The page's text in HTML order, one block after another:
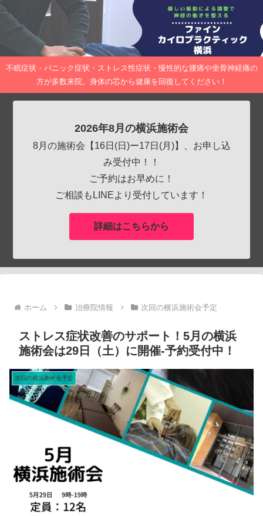
不眠症状・パニック症状・ストレス性症状・慢性的な腰痛や坐骨神経痛の
方が多数来院。身体の芯から健康を回復してください！
2026年8月の横浜施術会
8月の施術会【16日(日)ー17日(月)】、お申し込
み受付中！！
ご予約はお早めに！
ご相談もLINEより受付しています！
詳細はこちらから
ホーム 治療院情報 次回の横浜施術会予定
ストレス症状改善のサポート！5月の横浜
施術会は29日（土）に開催-予約受付中！
次回の横浜施術会予定